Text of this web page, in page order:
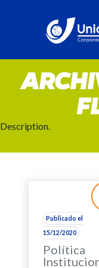
Description.
Publicado el
15/12/2020
Política